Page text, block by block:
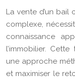
La vente d’un bail
complexe,
connaissance
l’immobilier.
une approche
et maximiser le